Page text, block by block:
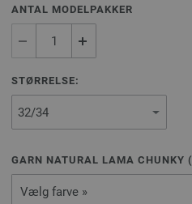
ANTAL MODELPAKKER
STØRRELSE:
GARN NATURAL LAMA CHUNKY (
Vælg farve »